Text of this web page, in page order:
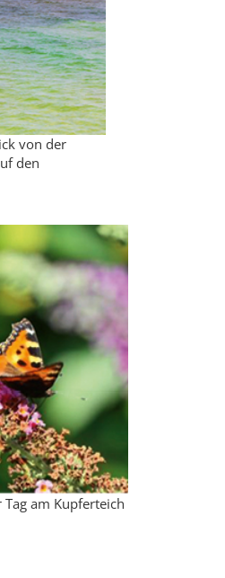
von der
den
Tag am Kupferteich